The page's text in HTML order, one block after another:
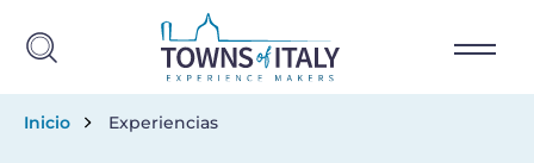
Breadcrumb
Inicio Experiencias